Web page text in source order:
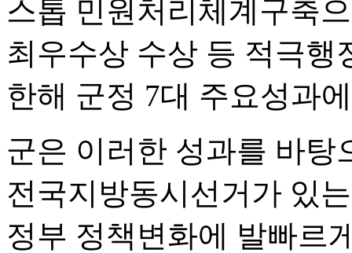
스톱 민원처리체계구축
최우수상 수상 등 적극행
한해 군정 7대 주요성과
군은 이러한 성과를 바탕
전국지방동시선거가 있
정부 정책변화에 발빠르